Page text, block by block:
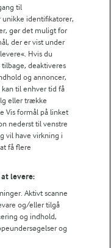
til
unikke identifikatorer,
gør det muligt for
der er vist under
Hvis du
deaktiveres
og annoncer,
kan til enhver tid få
eller trække
Vis formål på linket
nederst til venstre
vil have virkning i
få flere
levere:
Aktivt scanne
og/eller tilgå
og indhold,
og